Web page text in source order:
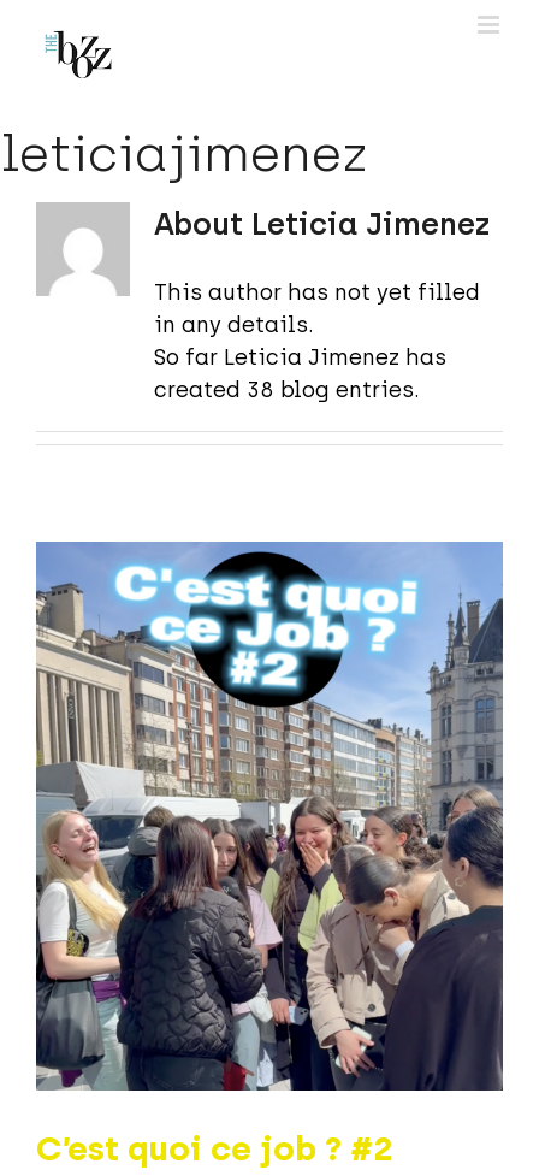
content
leticiajimenez
About Leticia Jimenez
This author has not yet filled
in any details.
So far Leticia Jimenez has
created 38 blog entries.
C’est quoi ce job ? #2